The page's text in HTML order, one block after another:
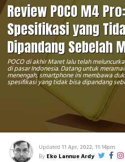
Review POCO M4
Spesifikasi yang
Dipandang Sebelah
POCO di akhir Maret lalu telah
di pasar Indonesia. Datang untuk
menengah, smartphone ini membawa
spesifikasi yang tidak bisa dipandang
Updated 11 Apr, 2022, 11:14pm
By Eko Lannue Ardy